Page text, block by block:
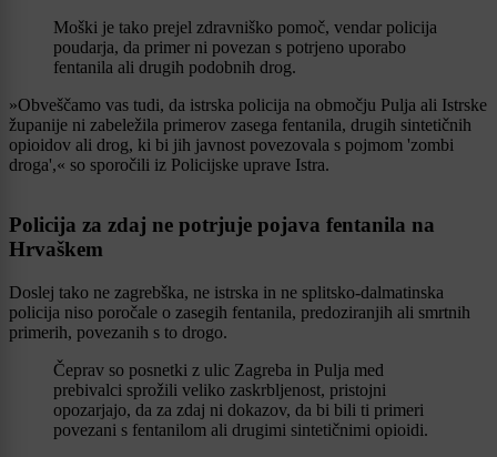
Moški je tako prejel zdravniško pomoč, vendar policija
poudarja, da primer ni povezan s potrjeno uporabo
fentanila ali drugih podobnih drog.
»Obveščamo vas tudi, da istrska policija na območju Pulja ali Istrske
županije ni zabeležila primerov zasega fentanila, drugih sintetičnih
opioidov ali drog, ki bi jih javnost povezovala s pojmom 'zombi
droga',« so sporočili iz Policijske uprave Istra.
Policija za zdaj ne potrjuje pojava fentanila na
Hrvaškem
Doslej tako ne zagrebška, ne istrska in ne splitsko-dalmatinska
policija niso poročale o zasegih fentanila, predoziranjih ali smrtnih
primerih, povezanih s to drogo.
Čeprav so posnetki z ulic Zagreba in Pulja med
prebivalci sprožili veliko zaskrbljenost, pristojni
opozarjajo, da za zdaj ni dokazov, da bi bili ti primeri
povezani s fentanilom ali drugimi sintetičnimi opioidi.